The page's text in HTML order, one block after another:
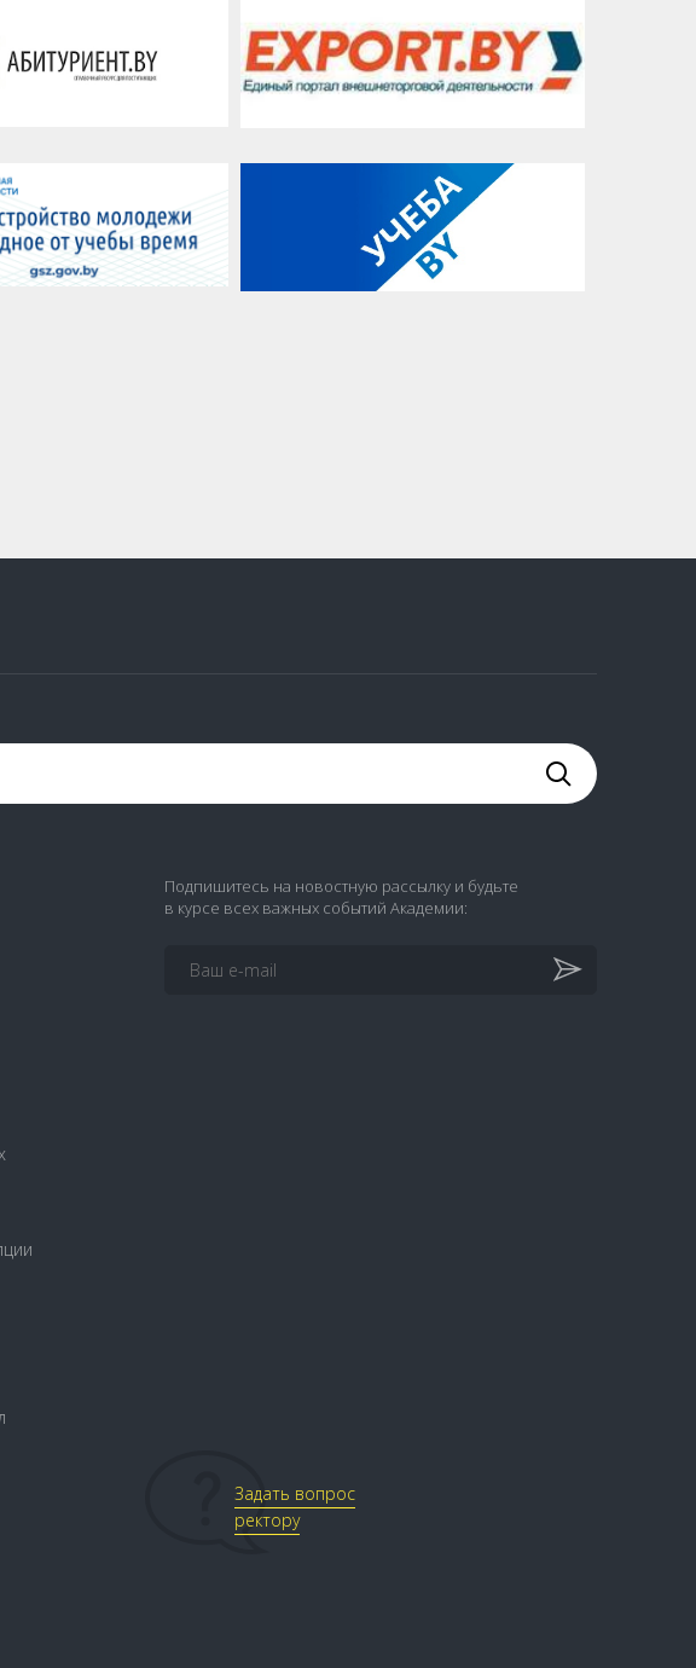
Подпишитесь на новостную рассылку и будьте
в курсе всех важных событий Академии:
Задать вопрос
ректору